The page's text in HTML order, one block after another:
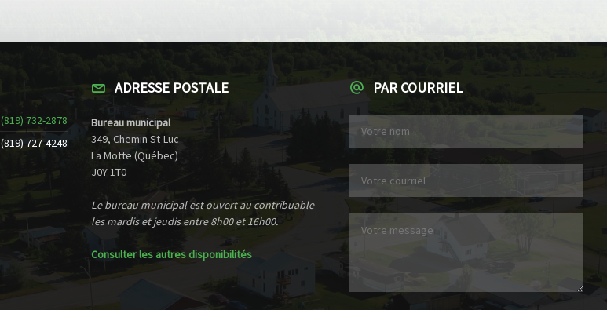
(819) 732-2878
(819) 727-4248
ADRESSE POSTALE
Bureau municipal
349, Chemin St-Luc
La Motte (Québec)
J0Y 1T0
Le bureau municipal est ouvert au contribuable
les mardis et jeudis entre 8h00 et 16h00.
Consulter les autres disponibilités
PAR COURRIEL